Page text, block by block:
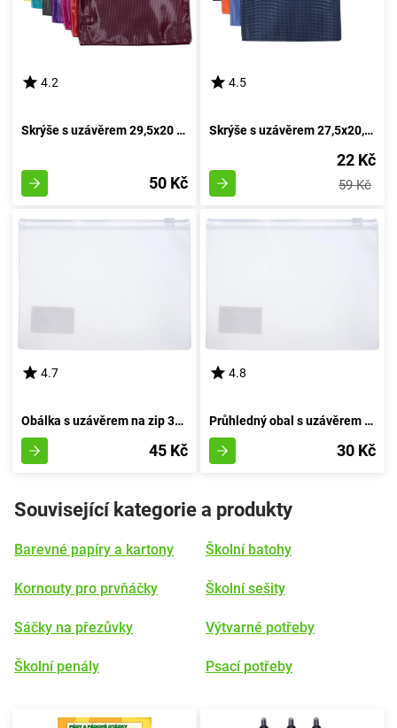
4.2
Skrýše s uzávěrem 29,5x20 cm
50 Kč
4.5
Skrýše s uzávěrem 27,5x20,5 cm
22 Kč
59 Kč
4.7
Obálka s uzávěrem na zip 33x24 cm - Průhledná
45 Kč
4.8
Průhledný obal s uzávěrem na zip rozměrů 26,5x18,3 cm
30 Kč
Související kategorie a produkty
Barevné papíry a kartony
Kornouty pro prvňáčky
Sáčky na přezůvky
Školní penály
Školní batohy
Školní sešity
Výtvarné potřeby
Psací potřeby